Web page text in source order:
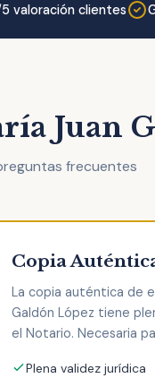
valoración clientes
Juan
frecuentes
Copia
La copia auténtica de
Galdón López tiene
el Notario. Necesaria
Plena validez jurídica